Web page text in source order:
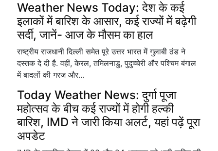
Weather News Today: देश के कई
इलाकों में बारिश के आसार, कई राज्यों में बढ़ेगी
सर्दी, जानें- आज के मौसम का हाल
राष्ट्रीय राजधानी दिल्ली समेत पूरे उत्तर भारत में गुलाबी ठंड ने
दस्तक दे दी है. वहीं, केरल, तमिलनाडु, पुदुच्चेरी और पश्चिम बंगाल
में बादलों की गरज और…
Today Weather News: दुर्गा पूजा
महोत्सव के बीच कई राज्यों में होगी हल्की
बारिश, IMD ने जारी किया अलर्ट, यहां पढ़ें पूरा
अपडेट